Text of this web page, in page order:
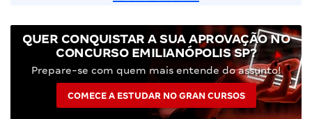
QUER CONQUISTAR A SUA APROVAÇÃO NO
CONCURSO EMILIANÓPOLIS SP?
Prepare-se com quem mais entende do assunto!
COMECE A ESTUDAR NO GRAN CURSOS